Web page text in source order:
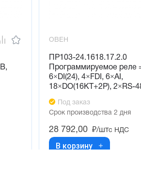
ОВЕН
ПР103-24.1618.17.2.0
Программируемое реле
6×DI(24), 4×FDI, 6×AI,
18×DO(16KT+2P), 2×RS-
Под заказ
Срок производства 2 дня
28 792,00 ₽/штс НДС
В корзину